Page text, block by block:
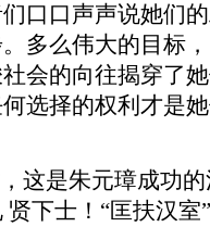
口口声声说她们
多么伟大的目标
会的向往揭穿了
选择的权利才是
这是朱元璋成功
下士！“匡扶汉